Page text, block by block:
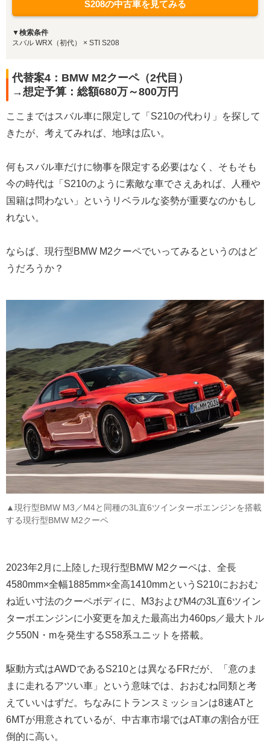
S208の中古車を見てみる
▼検索条件
スバル WRX（初代） × STI S208
代替案4：BMW M2クーペ（2代目）
→想定予算：総額680万～800万円
ここまではスバル車に限定して「S210の代わり」を探して
きたが、考えてみれば、地球は広い。
何もスバル車だけに物事を限定する必要はなく、そもそも
今の時代は「S210のように素敵な車でさえあれば、人種や
国籍は問わない」というリベラルな姿勢が重要なのかもし
れない。
ならば、現行型BMW M2クーペでいってみるというのはど
うだろうか？
▲現行型BMW M3／M4と同種の3L直6ツインターボエンジンを搭載
する現行型BMW M2クーペ
2023年2月に上陸した現行型BMW M2クーペは、全長
4580mm×全幅1885mm×全高1410mmというS210におおむ
ね近い寸法のクーペボディに、M3およびM4の3L直6ツイン
ターボエンジンに小変更を加えた最高出力460ps／最大トル
ク550N・mを発生するS58系ユニットを搭載。
駆動方式はAWDであるS210とは異なるFRだが、「意のま
まに走れるアツい車」という意味では、おおむね同類と考
えていいはずだ。ちなみにトランスミッションは8速ATと
6MTが用意されているが、中古車市場ではAT車の割合が圧
倒的に高い。